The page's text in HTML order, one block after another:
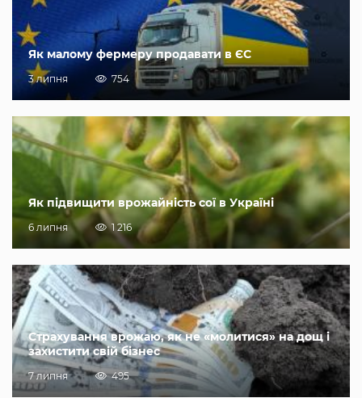
Як малому фермеру продавати в ЄС
3 липня 754
Як підвищити врожайність сої в Україні
6 липня 1 216
Страхування врожаю, як не «молитися» на дощ і
захистити свій бізнес
7 липня 495